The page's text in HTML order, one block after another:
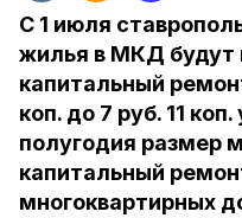
С 1 июля
жилья в МКД будут
капитальный
коп. до 7 руб. 11
полугодия размер
капитальный
многоквартирных